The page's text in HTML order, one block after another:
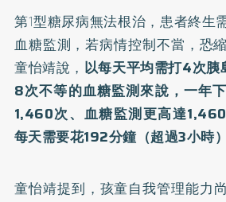
第1型糖尿病無法根治，患者終生
血糖監測，若病情控制不當，恐
童怡靖說， 以每天平均需打4次胰
8次不等的血糖監測來說，一年
1,460次、血糖監測更高達
每天需要花192分鐘（超過3小時
童怡靖提到，孩童自我管理能力